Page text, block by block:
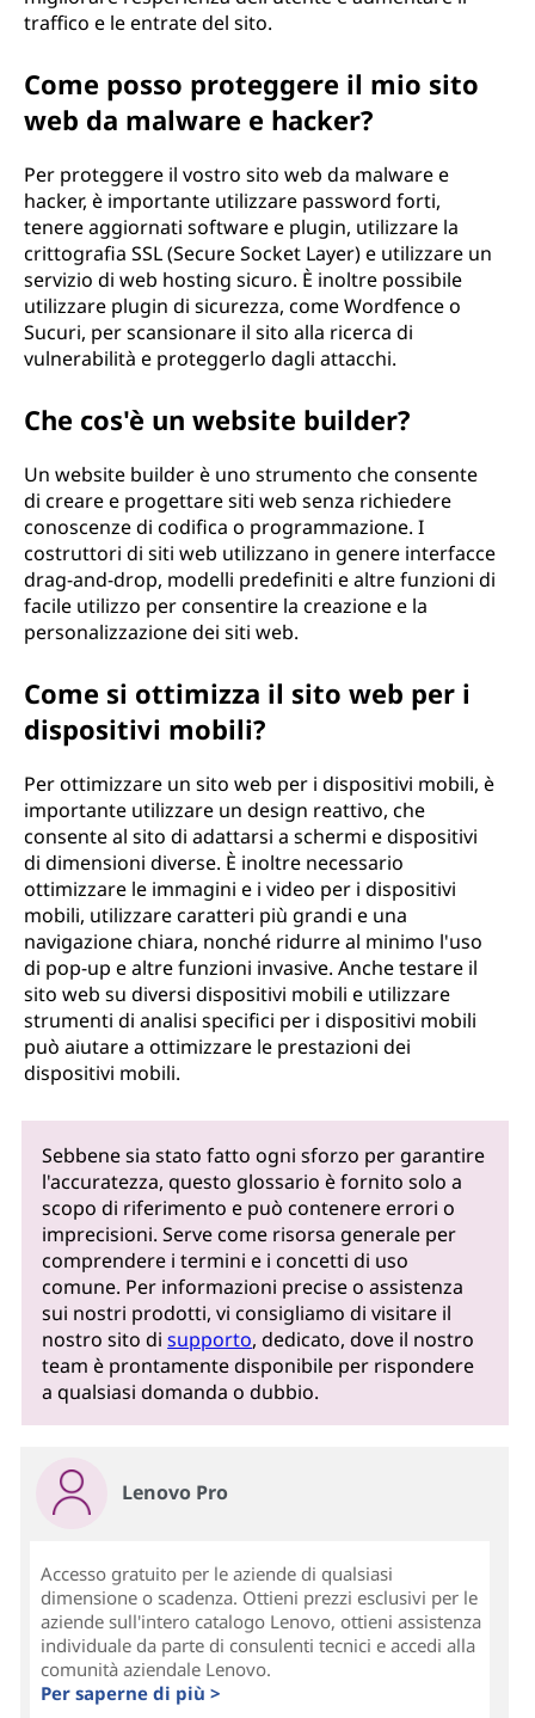
traffico e le entrate del sito.
Come posso proteggere il mio sito
web da malware e hacker?
Per proteggere il vostro sito web da malware e
hacker, è importante utilizzare password forti,
tenere aggiornati software e plugin, utilizzare la
crittografia SSL (Secure Socket Layer) e utilizzare un
servizio di web hosting sicuro. È inoltre possibile
utilizzare plugin di sicurezza, come Wordfence o
Sucuri, per scansionare il sito alla ricerca di
vulnerabilità e proteggerlo dagli attacchi.
Che cos'è un website builder?
Un website builder è uno strumento che consente
di creare e progettare siti web senza richiedere
conoscenze di codifica o programmazione. I
costruttori di siti web utilizzano in genere interfacce
drag-and-drop, modelli predefiniti e altre funzioni di
facile utilizzo per consentire la creazione e la
personalizzazione dei siti web.
Come si ottimizza il sito web per i
dispositivi mobili?
Per ottimizzare un sito web per i dispositivi mobili, è
importante utilizzare un design reattivo, che
consente al sito di adattarsi a schermi e dispositivi
di dimensioni diverse. È inoltre necessario
ottimizzare le immagini e i video per i dispositivi
mobili, utilizzare caratteri più grandi e una
navigazione chiara, nonché ridurre al minimo l'uso
di pop-up e altre funzioni invasive. Anche testare il
sito web su diversi dispositivi mobili e utilizzare
strumenti di analisi specifici per i dispositivi mobili
può aiutare a ottimizzare le prestazioni dei
dispositivi mobili.
Sebbene sia stato fatto ogni sforzo per garantire
l'accuratezza, questo glossario è fornito solo a
scopo di riferimento e può contenere errori o
imprecisioni. Serve come risorsa generale per
comprendere i termini e i concetti di uso
comune. Per informazioni precise o assistenza
sui nostri prodotti, vi consigliamo di visitare il
nostro sito disupporto, dedicato, dove il nostro
team è prontamente disponibile per rispondere
a qualsiasi domanda o dubbio.
Lenovo Pro
Accesso gratuito per le aziende di qualsiasi
dimensione o scadenza. Ottieni prezzi esclusivi per le
aziende sull'intero catalogo Lenovo, ottieni assistenza
individuale da parte di consulenti tecnici e accedi alla
comunità aziendale Lenovo.
Per saperne di più >